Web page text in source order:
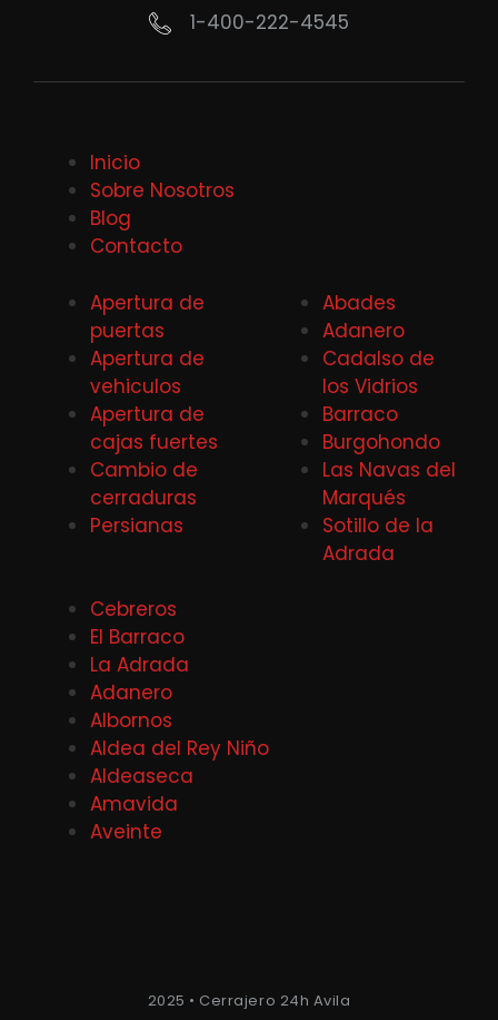
1-400-222-4545
Inicio
Sobre Nosotros
Blog
Contacto
Apertura de
puertas
Apertura de
vehiculos
Apertura de
cajas fuertes
Cambio de
cerraduras
Persianas
Abades
Adanero
Cadalso de
los Vidrios
Barraco
Burgohondo
Las Navas del
Marqués
Sotillo de la
Adrada
Cebreros
El Barraco
La Adrada
Adanero
Albornos
Aldea del Rey Niño
Aldeaseca
Amavida
Aveinte
2025 • Cerrajero 24h Avila